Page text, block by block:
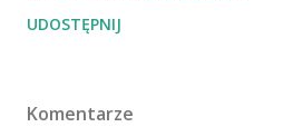
UDOSTĘPNIJ
Komentarze